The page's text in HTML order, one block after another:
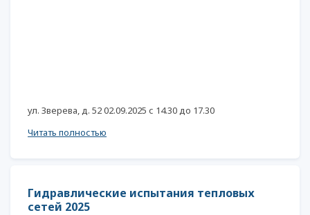
ул. Зверева, д. 52 02.09.2025 с 14.30 до 17.30
Читать полностью
Гидравлические испытания тепловых
сетей 2025